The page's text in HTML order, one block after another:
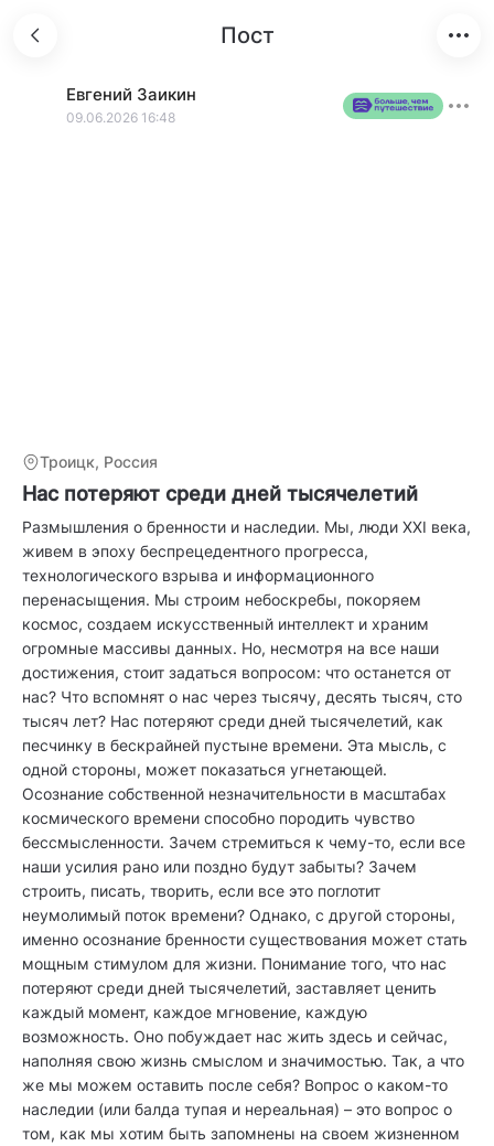
Пост
Евгений Заикин
09.06.2026 16:48
Троицк, Россия
Нас потеряют среди дней тысячелетий
Размышления о бренности и наследии. Мы, люди XXI века,
живем в эпоху беспрецедентного прогресса,
технологического взрыва и информационного
перенасыщения. Мы строим небоскребы, покоряем
космос, создаем искусственный интеллект и храним
огромные массивы данных. Но, несмотря на все наши
достижения, стоит задаться вопросом: что останется от
нас? Что вспомнят о нас через тысячу, десять тысяч, сто
тысяч лет? Нас потеряют среди дней тысячелетий, как
песчинку в бескрайней пустыне времени. Эта мысль, с
одной стороны, может показаться угнетающей.
Осознание собственной незначительности в масштабах
космического времени способно породить чувство
бессмысленности. Зачем стремиться к чему-то, если все
наши усилия рано или поздно будут забыты? Зачем
строить, писать, творить, если все это поглотит
неумолимый поток времени? Однако, с другой стороны,
именно осознание бренности существования может стать
мощным стимулом для жизни. Понимание того, что нас
потеряют среди дней тысячелетий, заставляет ценить
каждый момент, каждое мгновение, каждую
возможность. Оно побуждает нас жить здесь и сейчас,
наполняя свою жизнь смыслом и значимостью. Так, а что
же мы можем оставить после себя? Вопрос о каком-то
наследии (или балда тупая и нереальная) – это вопрос о
том, как мы хотим быть запомнены на своем жизненном